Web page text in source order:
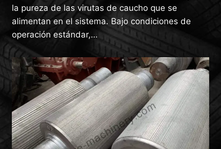
la pureza de las virutas de caucho que se
alimentan en el sistema. Bajo condiciones de
operación estándar,…